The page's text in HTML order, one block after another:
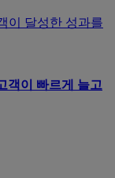
이 달성한 성과를
객이 빠르게 늘고